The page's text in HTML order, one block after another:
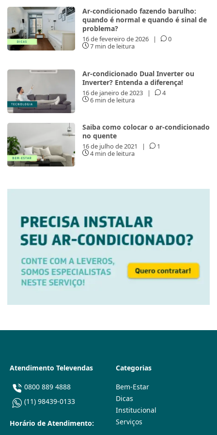
Ar-condicionado fazendo barulho:
quando é normal e quando é sinal de
problema?
16 de fevereiro de 2026 |
0
7 min de leitura
Ar-condicionado Dual Inverter ou
Inverter? Entenda a diferença!
16 de janeiro de 2023 |
4
6 min de leitura
Saiba como colocar o ar-condicionado
no quente
16 de julho de 2021 |
1
4 min de leitura
Atendimento Televendas
0800 889 4888
(11) 98439-0133
Horário de Atendimento:
Categorias
Bem-Estar
Dicas
Institucional
Serviços